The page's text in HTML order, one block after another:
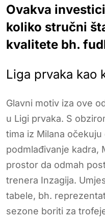
Ovakva
koliko stručni
kvalitete bh.
Liga prvaka kao
Glavni motiv iza ove
u Ligi prvaka. S
tima iz Milana
podmlađivanje kadra,
prostor da odmah
trenera Inzagija.
tabele, bh.
sezone boriti za